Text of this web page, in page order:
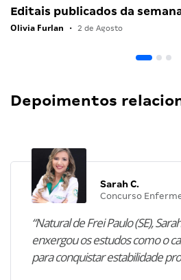
Editais publicados da
Olivia Furlan • 2 de Agosto
Depoimentos
Sarah C.
Concurso
“Natural de Frei Paulo (SE),
enxergou os estudos como o
para conquistar estabilidade